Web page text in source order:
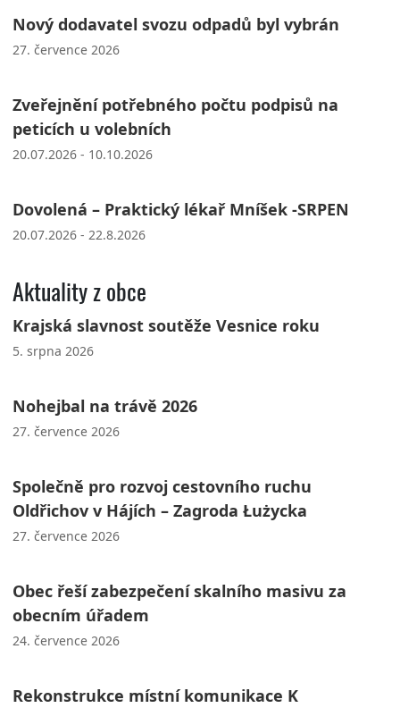
Nový dodavatel svozu odpadů byl vybrán
27. července 2026
Zveřejnění potřebného počtu podpisů na
peticích u volebních
20.07.2026 - 10.10.2026
Dovolená – Praktický lékař Mníšek -SRPEN
20.07.2026 - 22.8.2026
Aktuality z obce
Krajská slavnost soutěže Vesnice roku
5. srpna 2026
Nohejbal na trávě 2026
27. července 2026
Společně pro rozvoj cestovního ruchu
Oldřichov v Hájích – Zagroda Łużycka
27. července 2026
Obec řeší zabezpečení skalního masivu za
obecním úřadem
24. července 2026
Rekonstrukce místní komunikace K